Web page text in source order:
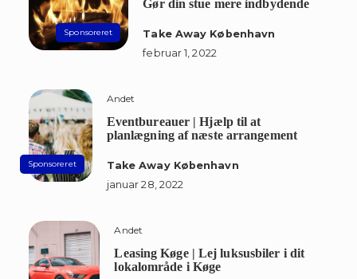
Gør din stue mere indbydende
Take Away København
februar 1, 2022
Andet
Eventbureauer | Hjælp til at
planlægning af næste arrangement
Take Away København
januar 28, 2022
Andet
Leasing Køge | Lej luksusbiler i dit
lokalområde i Køge